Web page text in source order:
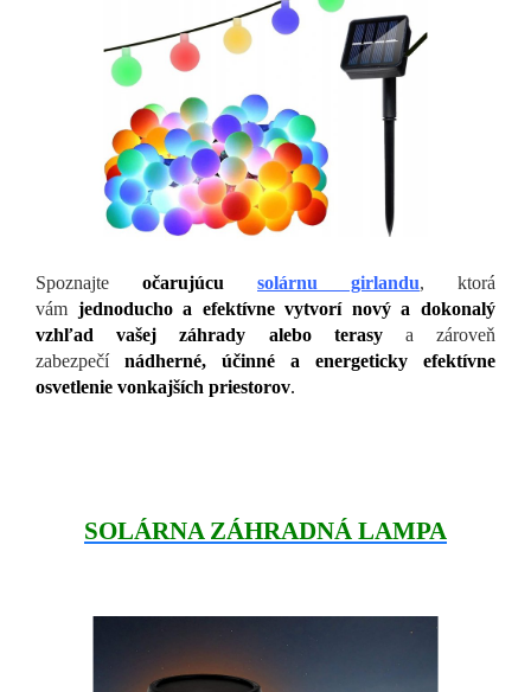
Spoznajte očarujúcu solárnu girlandu, ktorá
vám jednoducho a efektívne vytvorí nový a dokonalý
vzhľad vašej záhrady alebo terasya zároveň
zabezpečí nádherné, účinné a energeticky efektívne
osvetlenie vonkajších priestorov.
SOLÁRNA ZÁHRADNÁ LAMPA